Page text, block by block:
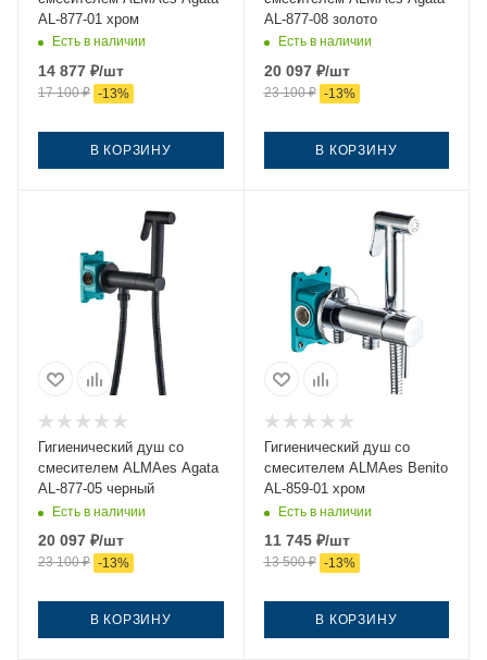
AL-877-01 хром
Есть в наличии
14 877 ₽/шт
17 100₽ -13%
В КОРЗИНУ
AL-877-08 золото
Есть в наличии
20 097₽/шт
23 100₽ -13%
В КОРЗИНУ
Гигиенический душ со
смесителем ALMAes Agata
AL-877-05 черный
Есть в наличии
20 097 ₽/шт
23 100₽ -13%
В КОРЗИНУ
Гигиенический душ со
смесителем ALMAes Benito
AL-859-01 хром
Есть в наличии
11 745₽/шт
13 500₽ -13%
В КОРЗИНУ